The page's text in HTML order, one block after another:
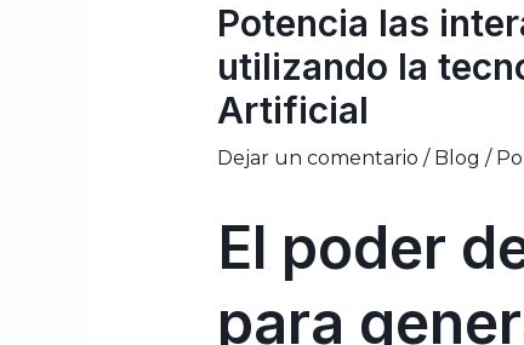
Potencia las
utilizando la
Artificial
Dejar un comentario / Blog /
El poder
para